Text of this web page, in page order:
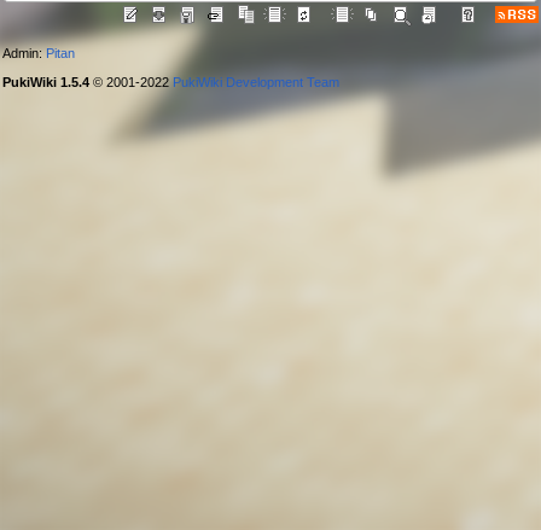
Admin:Pitan
PukiWiki 1.5.4 © 2001-2022PukiWiki Development Team